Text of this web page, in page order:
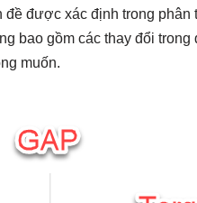
đề được xác định trong
bao gồm các thay đổi
muốn.